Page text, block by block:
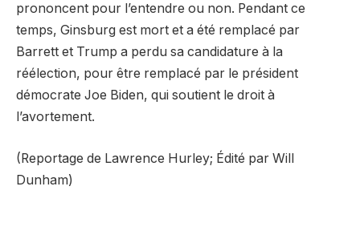
prononcent pour l’entendre ou non. Pendant ce
temps, Ginsburg est mort et a été remplacé par
Barrett et Trump a perdu sa candidature à la
réélection, pour être remplacé par le président
démocrate Joe Biden, qui soutient le droit à
l’avortement.
(Reportage de Lawrence Hurley; Édité par Will
Dunham)